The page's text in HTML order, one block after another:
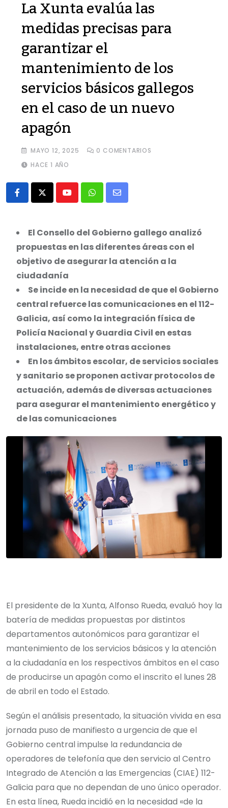
La Xunta evalúa las
medidas precisas para
garantizar el
mantenimiento de los
servicios básicos gallegos
en el caso de un nuevo
apagón
MAYO 12, 2025 0 COMENTARIOS
HACE 1 AÑO
YoutubeWhatsapp
Share
El Consello del Gobierno gallego analizó
propuestas en las diferentes áreas con el
objetivo de asegurar la atención a la
ciudadanía
Se incide en la necesidad de que el Gobierno
central refuerce las comunicaciones en el 112-
Galicia, así como la integración física de
Policía Nacional y Guardia Civil en estas
instalaciones, entre otras acciones
En los ámbitos escolar, de servicios sociales
y sanitario se proponen activar protocolos de
actuación, además de diversas actuaciones
para asegurar el mantenimiento energético y
de las comunicaciones
El presidente de la Xunta, Alfonso Rueda, evaluó hoy la
batería de medidas propuestas por distintos
departamentos autonómicos para garantizar el
mantenimiento de los servicios básicos y la atención
a la ciudadanía en los respectivos ámbitos en el caso
de producirse un apagón como el inscrito el lunes 28
de abril en todo el Estado.
Según el análisis presentado, la situación vivida en esa
jornada puso de manifiesto a urgencia de que el
Gobierno central impulse la redundancia de
operadores de telefonía que den servicio al Centro
Integrado de Atención a las Emergencias (CIAE) 112-
Galicia para que no dependan de uno único operador.
En esta línea, Rueda incidió en la necesidad «de la